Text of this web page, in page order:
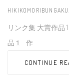
AUTHOR
リンク集 大賞作品
品１ 作
CONTINUE